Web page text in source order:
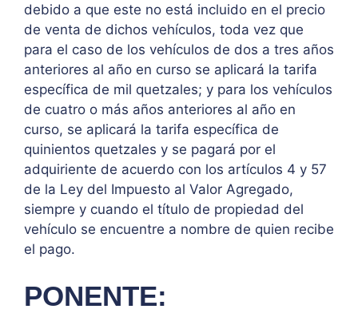
debido a que este no está incluido en el precio
de venta de dichos vehículos, toda vez que
para el caso de los vehículos de dos a tres años
anteriores al año en curso se aplicará la tarifa
específica de mil quetzales; y para los vehículos
de cuatro o más años anteriores al año en
curso, se aplicará la tarifa específica de
quinientos quetzales y se pagará por el
adquiriente de acuerdo con los artículos 4 y 57
de la Ley del Impuesto al Valor Agregado,
siempre y cuando el título de propiedad del
vehículo se encuentre a nombre de quien recibe
el pago.
PONENTE: